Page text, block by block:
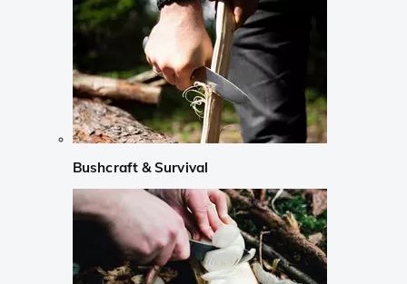
Bushcraft & Survival